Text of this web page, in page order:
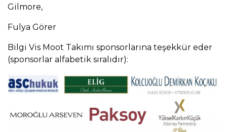
Gilmore,
Fulya Görer
Bilgi Vis Moot Takımı sponsorlarına teşekkür eder
(sponsorlar alfabetik sıralıdır):
Previous